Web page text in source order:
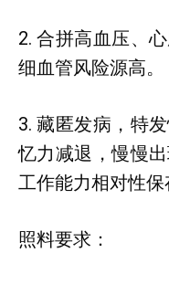
2. 合拼高血压、
细血管风险源高。
3. 藏匿发病，特
忆力减退，慢慢
工作能力相对性保
照料要求：